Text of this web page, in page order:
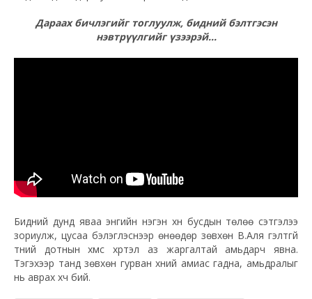
Дараах бичлэгийг тоглуулж, бидний бэлтгэсэн
нэвтрүүлгийг үзээрэй...
Бидний дунд яваа энгийн нэгэн хүн бусдын төлөө сэтгэлээ
зориулж, цусаа бэлэглэснээр өнөөдөр зөвхөн В.Аля гэлтгүй
түүний дотнын хүмүүс хүртэл аз жаргалтай амьдарч явна.
Тэгэхээр танд зөвхөн гурван хүний амиас гадна, амьдралыг
нь аврах хүч бий.